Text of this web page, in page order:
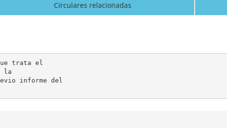
Circulares relacionadas
trata el
la
informe del